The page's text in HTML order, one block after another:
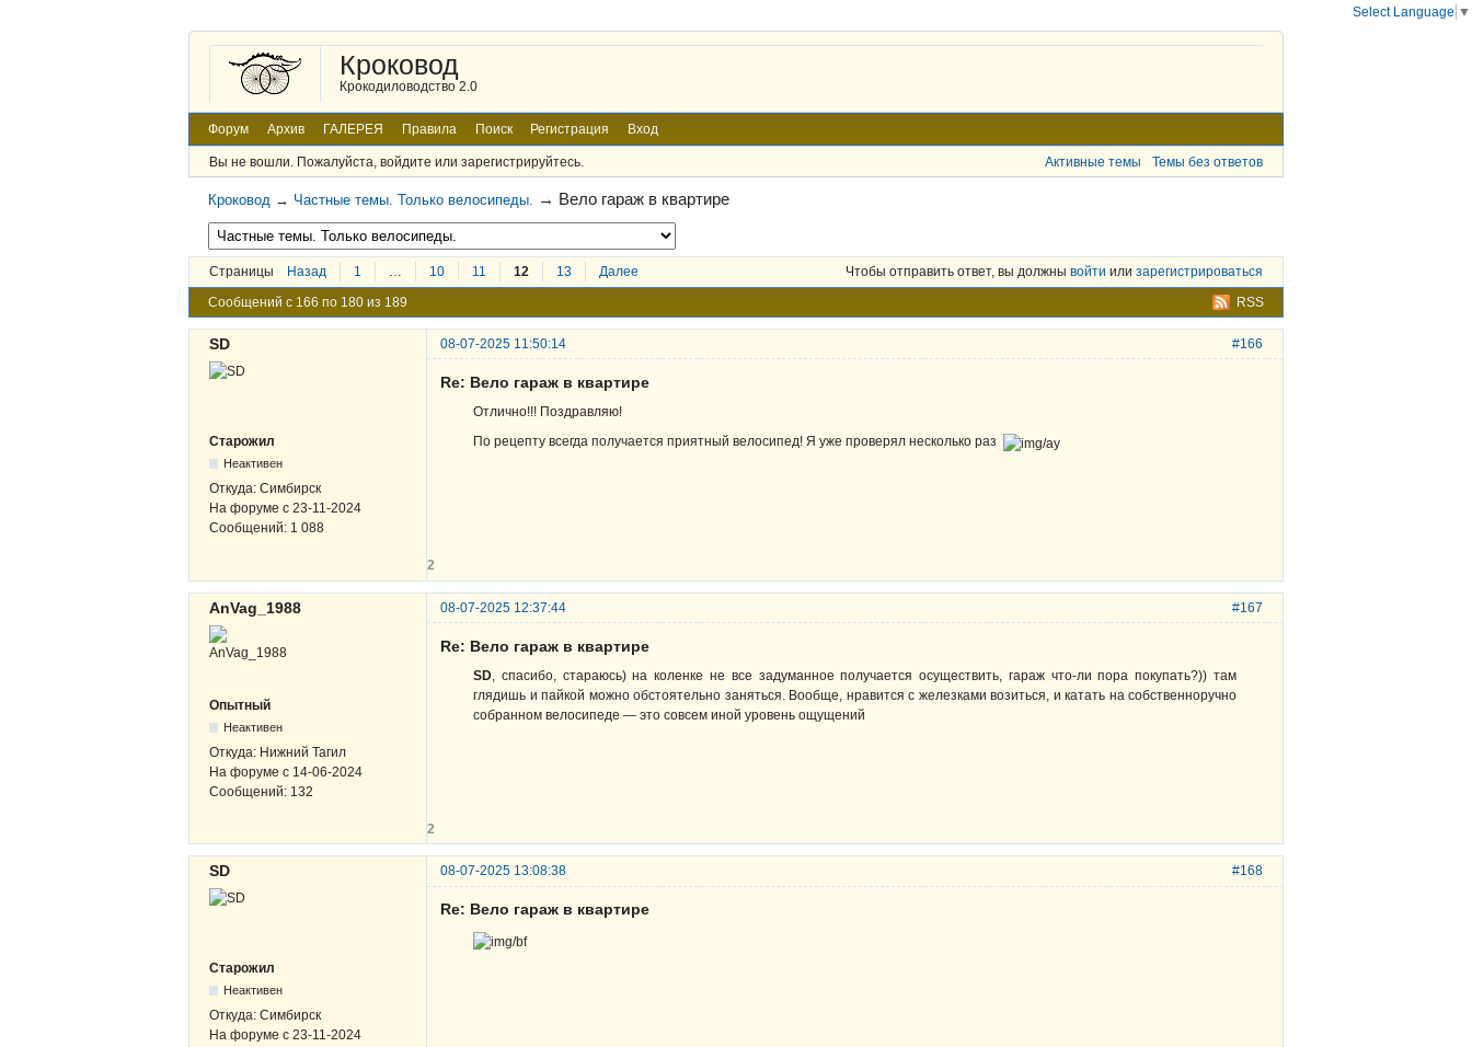
Кроковод
Крокодиловодство 2.0
Форум Архив ГАЛЕРЕЯ Правила Поиск Регистрация Вход
Вы не вошли. Пожалуйста, войдите или зарегистрируйтесь. Активные темы Темы без ответов
Кроковод → Частные темы. Только велосипеды. → Вело гараж в квартире
Страницы Назад 1 … 10 11 12 13 Далее Чтобы отправить ответ, вы должны войти или зарегистрироваться
RSS
Сообщений с 166 по 180 из 189
#166
SD 08-07-2025 11:50:14
Старожил
Неактивен
Откуда: Симбирск
На форуме с 23-11-2024
Сообщений: 1 088
Re: Вело гараж в квартире
Отлично!!! Поздравляю!
По рецепту всегда получается приятный велосипед! Я уже проверял несколько раз
2
#167
AnVag_1988 08-07-2025 12:37:44
Опытный
Неактивен
Откуда: Нижний Тагил
На форуме с 14-06-2024
Сообщений: 132
Re: Вело гараж в квартире
SD, спасибо, стараюсь) на коленке не все задуманное получается осуществить, гараж что-ли пора покупать?)) там
глядишь и пайкой можно обстоятельно заняться. Вообще, нравится с железками возиться, и катать на собственноручно
собранном велосипеде — это совсем иной уровень ощущений
2
#168
SD 08-07-2025 13:08:38
Старожил
Неактивен
Откуда: Симбирск
На форуме с 23-11-2024
Re: Вело гараж в квартире
Select Language ▼